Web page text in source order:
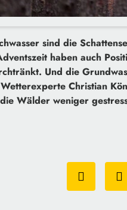
sind die
haben auch
Und die
Christian
Wälder weniger